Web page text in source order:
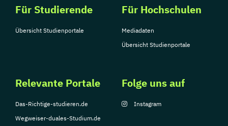
Für Studierende
Übersicht Studienportale
Für Hochschulen
Mediadaten
Übersicht Studienportale
Relevante Portale
Das-Richtige-studieren.de
Wegweiser-duales-Studium.de
Folge uns auf
Instagram